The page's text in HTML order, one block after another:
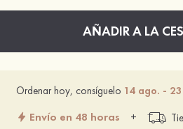
AÑADIR A LA
Ordenar hoy, consíguelo 14 ago. -
Envío en 48 horas +